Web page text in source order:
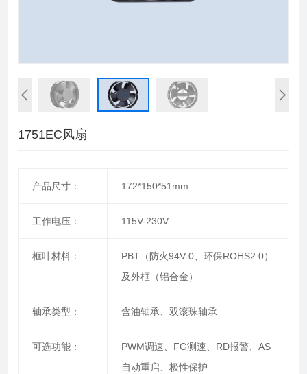
1751EC风扇
产品尺寸： 172*150*51mm
工作电压： 115V-230V
框叶材料：
PBT（防火94V-0、环保ROHS2.0）
及外框（铝合金）
轴承类型： 含油轴承、双滚珠轴承
可选功能：
PWM调速、FG测速、RD报警、AS
自动重启、极性保护